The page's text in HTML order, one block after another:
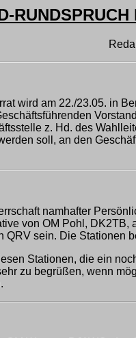
wird am 22./23.05. in
z. Hd. des
soll, an den
namhafter
von OM Pohl,
sein. Die Stationen
Stationen, die ein
zu begrüßen, wenn